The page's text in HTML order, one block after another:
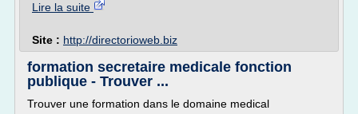
Lire la suite
Site : http://directorioweb.biz
formation secretaire medicale fonction
publique - Trouver ...
Trouver une formation dans le domaine medical